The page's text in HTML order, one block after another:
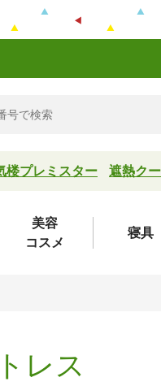
楼プレミスター 遮熱ク
美容
コスメ
寝具
レス